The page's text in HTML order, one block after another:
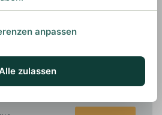
NO:1? UNSERE
anpassen
zulassen